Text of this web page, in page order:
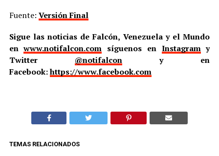
Fuente: Versión Final
Sigue las noticias de Falcón, Venezuela y el Mundo
enwww.notifalcon.com síguenos en Instagramy
Twitter @notifalcony en
Facebook:https://www.facebook.com
TEMAS RELACIONADOS